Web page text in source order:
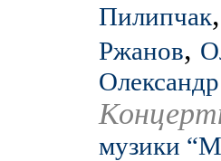
Пилипчак,
Ржанов,
музики